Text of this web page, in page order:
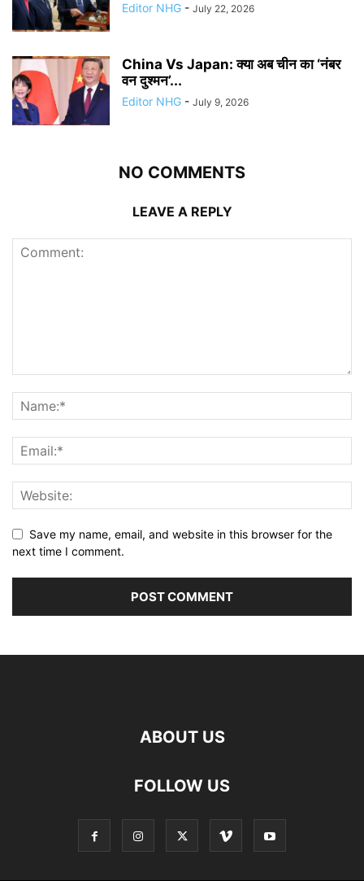
Editor NHG - July 22, 2026
China Vs Japan: क्या अब चीन का ‘नंबर
वन दुश्मन’...
Editor NHG - July 9, 2026
NO COMMENTS
LEAVE A REPLY
Save my name, email, and website in this browser for the
next time I comment.
ABOUT US
FOLLOW US